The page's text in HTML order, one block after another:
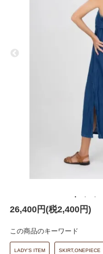
26,400円(税2,400円)
この商品のキーワード
LADY'S ITEM SKIRT,ONEPIECE